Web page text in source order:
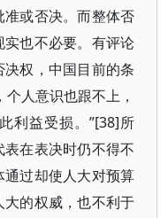
或否决。而整体否
也不必要。有评论
权，中国目前的条
人意识也跟不上，
利益受损。”[38]所
在表决时仍不得不
过却使人大对预算
的权威，也不利于